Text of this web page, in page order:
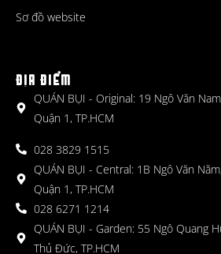
Sơ đồ website
ĐỊA ĐIỂM
QUÁN BỤI - Original: 19 Ngô Văn
Quận 1, TP.HCM
028 3829 1515
QUÁN BỤI - Central: 1B Ngô Văn
Quận 1, TP.HCM
028 6271 1214
QUÁN BỤI - Garden: 55 Ngô Quang
Thủ Đức, TP.HCM